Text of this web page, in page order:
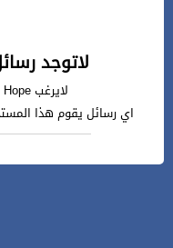
لاتوجد
لايرغب Hope بعرض اي مصارحات للعامة
اي رسائل يقوم هذا